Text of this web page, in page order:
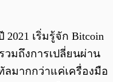
เริ่มรู้จัก Bitcoin
วมถึงการเปลี่ยนผ่าน
มากกว่าแค่เครื่องมือ